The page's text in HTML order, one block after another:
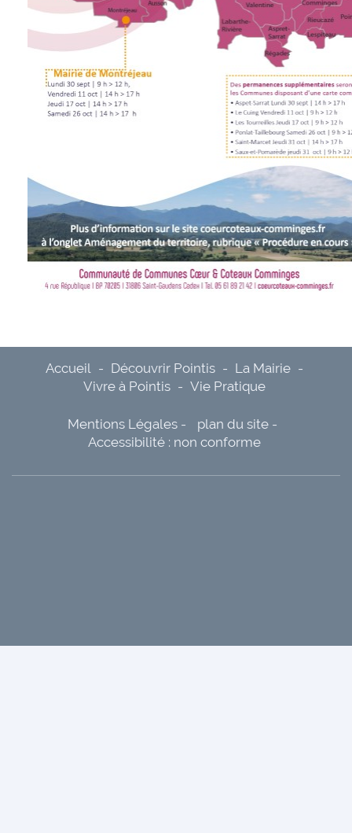
Accueil - Découvrir Pointis - La Mairie -
Vivre à Pointis - Vie Pratique
Mentions Légales - plan du site -
Accessibilité : non conforme